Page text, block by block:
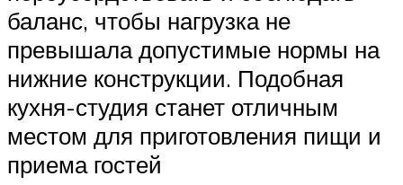
баланс, чтобы нагрузка не
превышала допустимые нормы на
нижние конструкции. Подобная
кухня-студия станет отличным
местом для приготовления пищи и
приема гостей